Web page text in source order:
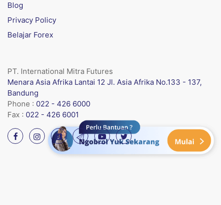
Blog
Privacy Policy
Belajar Forex
PT. International Mitra Futures
Menara Asia Afrika Lantai 12 Jl. Asia Afrika No.133 - 137,
Bandung
Phone : 022 - 426 6000
Fax : 022 - 426 6001